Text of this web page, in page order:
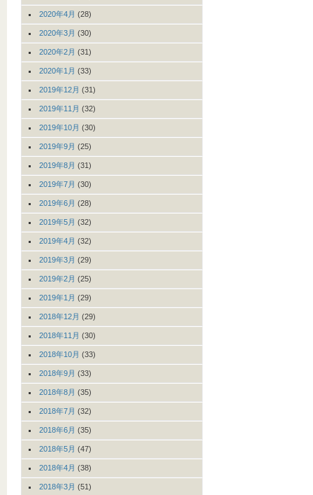
2020年4月 (28)
2020年3月 (30)
2020年2月 (31)
2020年1月 (33)
2019年12月 (31)
2019年11月 (32)
2019年10月 (30)
2019年9月 (25)
2019年8月 (31)
2019年7月 (30)
2019年6月 (28)
2019年5月 (32)
2019年4月 (32)
2019年3月 (29)
2019年2月 (25)
2019年1月 (29)
2018年12月 (29)
2018年11月 (30)
2018年10月 (33)
2018年9月 (33)
2018年8月 (35)
2018年7月 (32)
2018年6月 (35)
2018年5月 (47)
2018年4月 (38)
2018年3月 (51)